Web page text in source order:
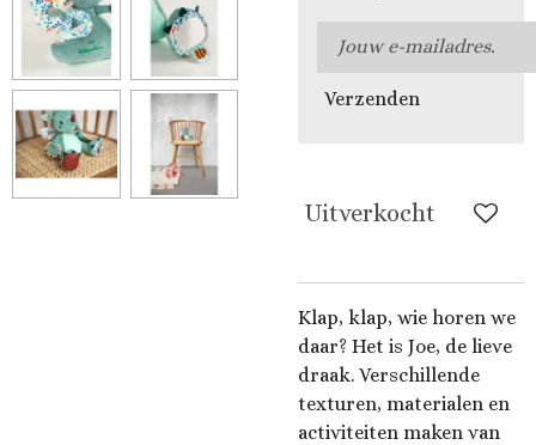
Verzenden
Uitverkocht
Klap, klap, wie horen we
daar? Het is Joe, de lieve
draak. Verschillende
texturen, materialen en
activiteiten maken van